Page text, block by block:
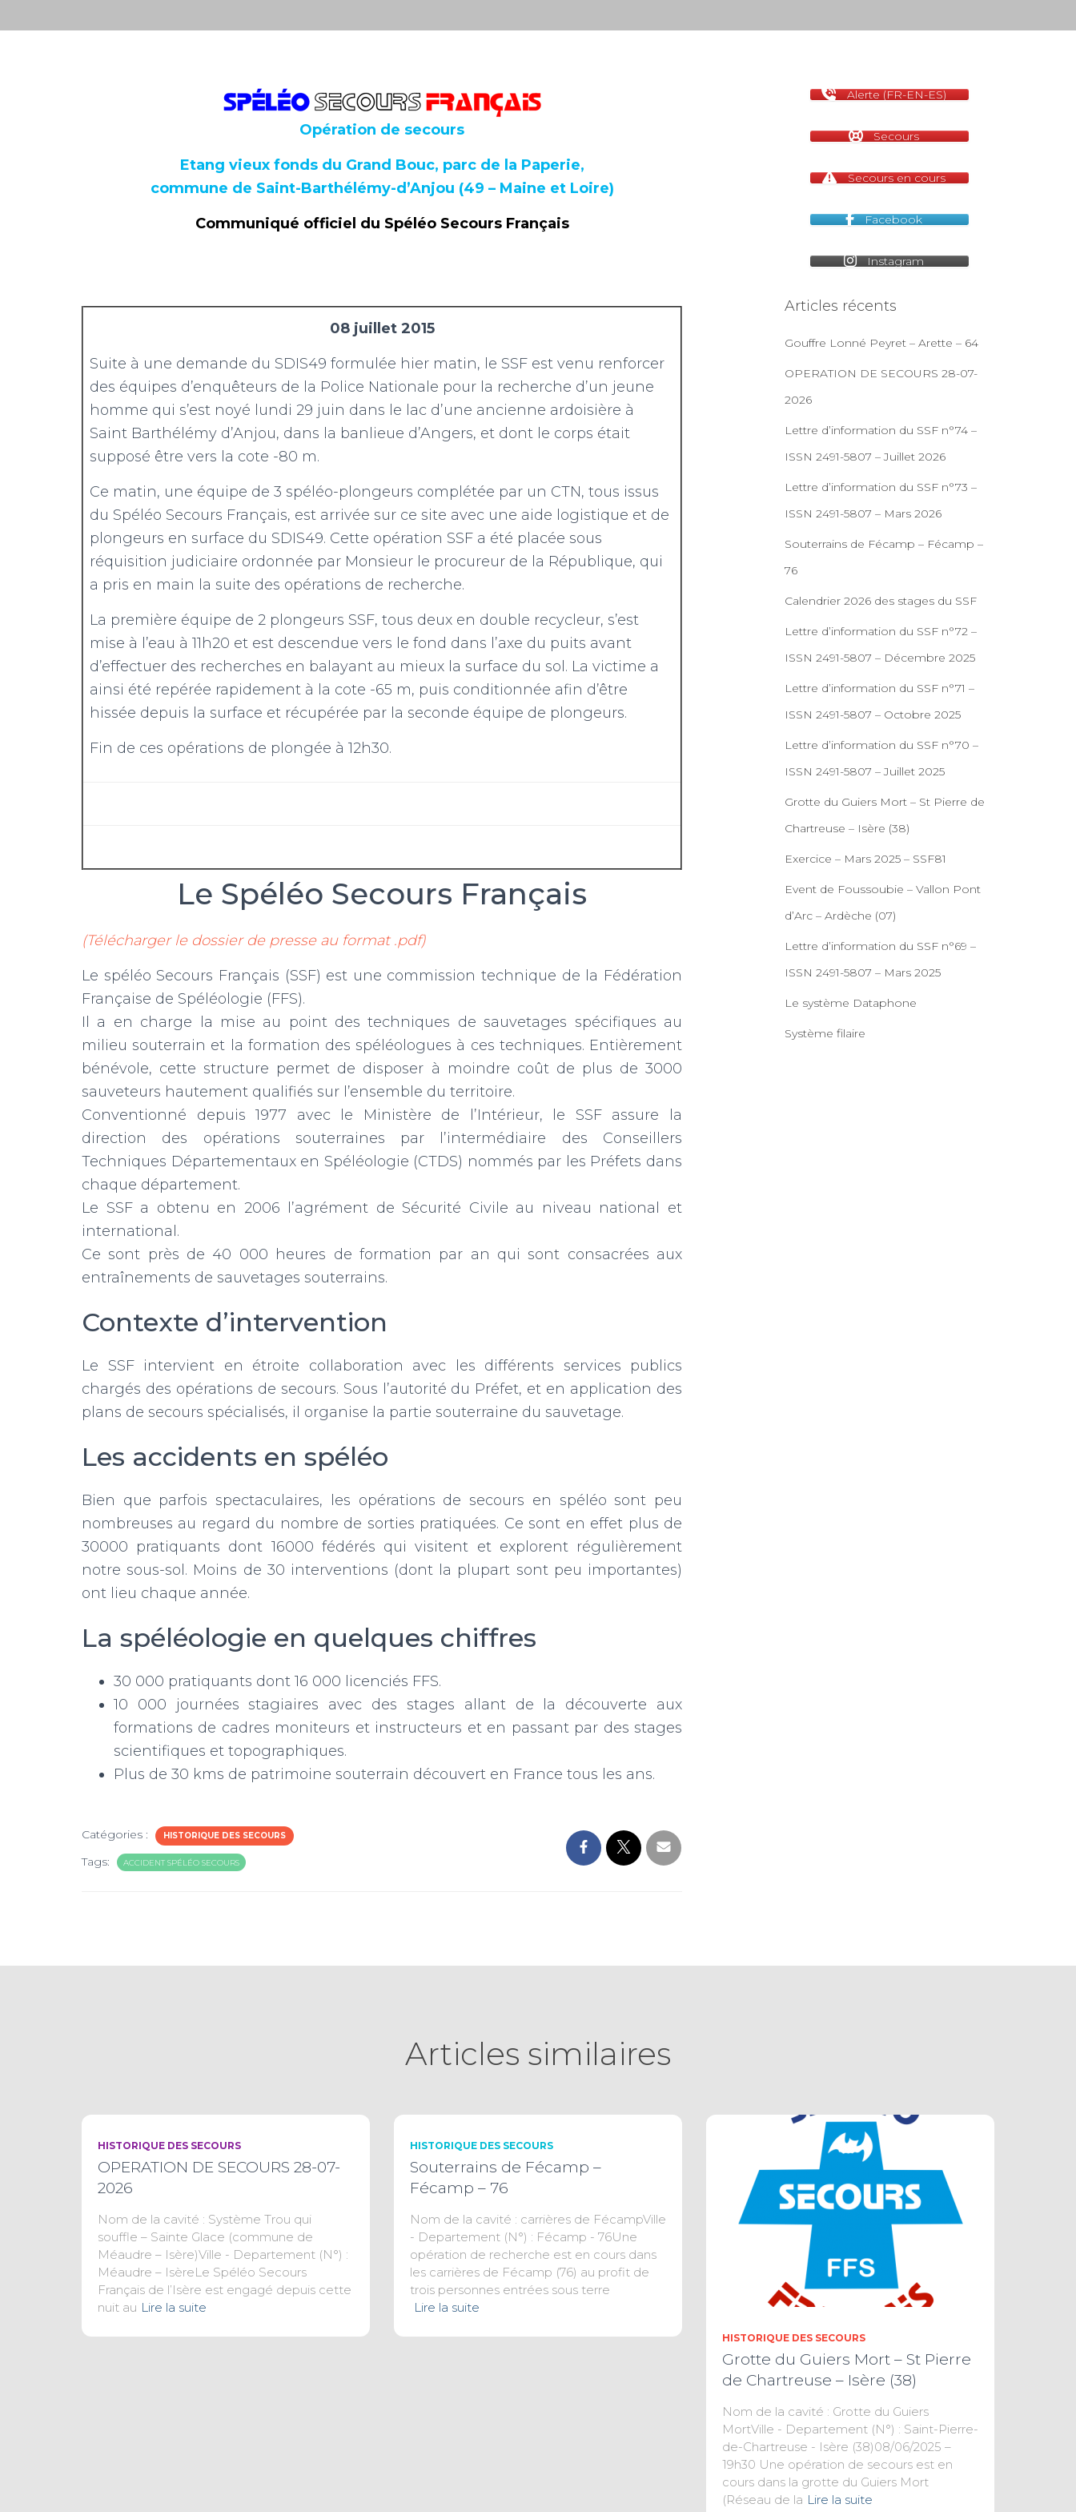
m
Opération de secours
Etang vieux fonds du Grand Bouc, parc de la Paperie,
commune de Saint-Barthélémy-d’Anjou (49 – Maine et Loire)
Communiqué officiel du Spéléo Secours Français
08 juillet 2015
Suite à une demande du SDIS49 formulée hier matin, le SSF est venu renforcer
des équipes d’enquêteurs de la Police Nationale pour la recherche d’un jeune
homme qui s’est noyé lundi 29 juin dans le lac d’une ancienne ardoisière à
Saint Barthélémy d’Anjou, dans la banlieue d’Angers, et dont le corps était
supposé être vers la cote -80 m.
Ce matin, une équipe de 3 spéléo-plongeurs complétée par un CTN, tous issus
du Spéléo Secours Français, est arrivée sur ce site avec une aide logistique et de
plongeurs en surface du SDIS49. Cette opération SSF a été placée sous
réquisition judiciaire ordonnée par Monsieur le procureur de la République, qui
a pris en main la suite des opérations de recherche.
La première équipe de 2 plongeurs SSF, tous deux en double recycleur, s’est
mise à l’eau à 11h20 et est descendue vers le fond dans l’axe du puits avant
d’effectuer des recherches en balayant au mieux la surface du sol. La victime a
ainsi été repérée rapidement à la cote -65 m, puis conditionnée afin d’être
hissée depuis la surface et récupérée par la seconde équipe de plongeurs.
Fin de ces opérations de plongée à 12h30.
Le Spéléo Secours Français
(Télécharger le dossier de presse au format .pdf)
Le spéléo Secours Français (SSF) est une commission technique de la Fédération
Française de Spéléologie (FFS).
Il a en charge la mise au point des techniques de sauvetages spécifiques au
milieu souterrain et la formation des spéléologues à ces techniques. Entièrement
bénévole, cette structure permet de disposer à moindre coût de plus de 3000
sauveteurs hautement qualifiés sur l’ensemble du territoire.
Conventionné depuis 1977 avec le Ministère de l’Intérieur, le SSF assure la
direction des opérations souterraines par l’intermédiaire des Conseillers
Techniques Départementaux en Spéléologie (CTDS) nommés par les Préfets dans
chaque département.
Le SSF a obtenu en 2006 l’agrément de Sécurité Civile au niveau national et
international.
Ce sont près de 40 000 heures de formation par an qui sont consacrées aux
entraînements de sauvetages souterrains.
Contexte d’intervention
Le SSF intervient en étroite collaboration avec les différents services publics
chargés des opérations de secours. Sous l’autorité du Préfet, et en application des
plans de secours spécialisés, il organise la partie souterraine du sauvetage.
Les accidents en spéléo
Bien que parfois spectaculaires, les opérations de secours en spéléo sont peu
nombreuses au regard du nombre de sorties pratiquées. Ce sont en effet plus de
30000 pratiquants dont 16000 fédérés qui visitent et explorent régulièrement
notre sous-sol. Moins de 30 interventions (dont la plupart sont peu importantes)
ont lieu chaque année.
La spéléologie en quelques chiffres
30 000 pratiquants dont 16 000 licenciés FFS.
10 000 journées stagiaires avec des stages allant de la découverte aux
formations de cadres moniteurs et instructeurs et en passant par des stages
scientifiques et topographiques.
Plus de 30 kms de patrimoine souterrain découvert en France tous les ans.
Catégories : HISTORIQUE DES SECOURS
Tags: ACCIDENT SPÉLÉO SECOURS
Alerte (FR-EN-ES)
Secours
Secours en cours
Facebook
Instagram
Articles récents
Gouffre Lonné Peyret – Arette – 64
OPERATION DE SECOURS 28-07-
2026
Lettre d’information du SSF n°74 –
ISSN 2491-5807 – Juillet 2026
Lettre d’information du SSF n°73 –
ISSN 2491-5807 – Mars 2026
Souterrains de Fécamp – Fécamp –
76
Calendrier 2026 des stages du SSF
Lettre d’information du SSF n°72 –
ISSN 2491-5807 – Décembre 2025
Lettre d’information du SSF n°71 –
ISSN 2491-5807 – Octobre 2025
Lettre d’information du SSF n°70 –
ISSN 2491-5807 – Juillet 2025
Grotte du Guiers Mort – St Pierre de
Chartreuse – Isère (38)
Exercice – Mars 2025 – SSF81
Event de Foussoubie – Vallon Pont
d’Arc – Ardèche (07)
Lettre d’information du SSF n°69 –
ISSN 2491-5807 – Mars 2025
Le système Dataphone
Système filaire
Articles similaires
HISTORIQUE DES SECOURS
OPERATION DE SECOURS 28-07-
2026
Nom de la cavité : Système Trou qui
souffle – Sainte Glace (commune de
Méaudre – Isère)Ville - Departement (N°) :
Méaudre – IsèreLe Spéléo Secours
Français de l’Isère est engagé depuis cette
nuit au Lire la suite
HISTORIQUE DES SECOURS
Souterrains de Fécamp –
Fécamp – 76
Nom de la cavité : carrières de FécampVille
- Departement (N°) : Fécamp - 76Une
opération de recherche est en cours dans
les carrières de Fécamp (76) au profit de
trois personnes entrées sous terre
Lire la suite
HISTORIQUE DES SECOURS
Grotte du Guiers Mort – St Pierre
de Chartreuse – Isère (38)
Nom de la cavité : Grotte du Guiers
MortVille - Departement (N°) : Saint-Pierre-
de-Chartreuse - Isère (38)08/06/2025 –
19h30 Une opération de secours est en
cours dans la grotte du Guiers Mort
(Réseau de la Lire la suite